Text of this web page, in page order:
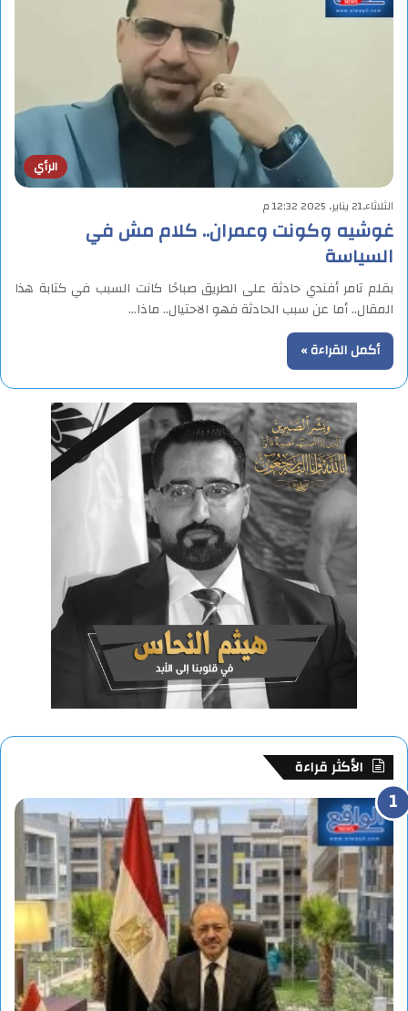
الرأي
الثلاثاء,21 يناير, 2025 12:32 م
غوشيه وكونت وعمران.. كلام مش في
السياسة
بقلم تامر أفندي حادثة على الطريق صباحًا كانت السبب في كتابة هذا
المقال.. أما عن سبب الحادثة فهو الاحتيال.. ماذا…
أكمل القراءة »
الأكثر قراءة